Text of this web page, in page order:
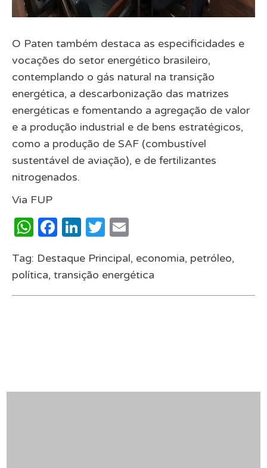
O Paten também destaca as especificidades e
vocações do setor energético brasileiro,
contemplando o gás natural na transição
energética, a descarbonização das matrizes
energéticas e fomentando a agregação de valor
e a produção industrial e de bens estratégicos,
como a produção de SAF (combustível
sustentável de aviação), e de fertilizantes
nitrogenados.
Via FUP
WhatsApp
Facebook
LinkedIn
Twitter
Tag: Destaque Principal, economia, petróleo,
política,transição energética